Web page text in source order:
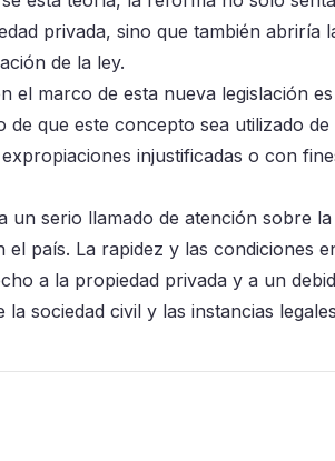
privada, sino que también abriría
de la ley.
el marco de esta nueva legislación
que este concepto sea utilizado
injustificadas o con
serio llamado de atención sobre
país. La rapidez y las condiciones
a la propiedad privada y a un
sociedad civil y las instancias